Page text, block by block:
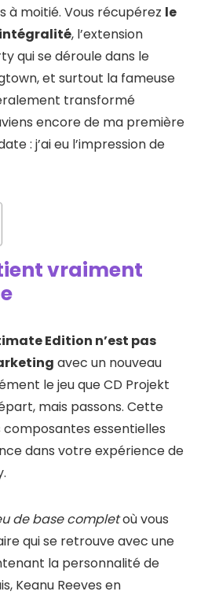
à moitié. Vous récupérez le
intégralité, l’extension
qui se déroule dans le
et surtout la fameuse
transformé
encore de ma première
: j’ai eu l’impression de
vraiment
Edition n’est pas
avec un nouveau
le jeu que CD Projekt
mais passons. Cette
essentielles
dans votre expérience de
de base completoù vous
qui se retrouve avec une
la personnalité de
Keanu Reeves en